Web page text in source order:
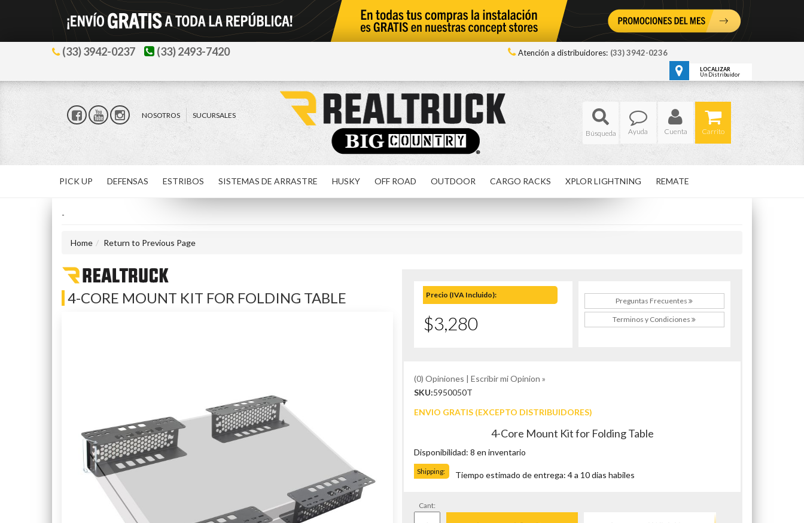
(33) 3942-0237 (33) 2493-7420 Atención a distribuidores: (33) 3942-0236
LOCALIZAR
Un Distribuidor
NOSOTROS
SUCURSALES
Ayuda
Cuenta Carrito
PICK UP DEFENSAS ESTRIBOS SISTEMAS DE ARRASTRE HUSKY OFF ROAD OUTDOOR CARGO RACKS XPLOR LIGHTNING REMATE
-
Home Return to Previous Page
4-CORE MOUNT KIT FOR FOLDING TABLE Precio (IVA Incluido):
$3,280
Preguntas Frecuentes
Terminos y Condiciones
(0) Opiniones | Escribir mi Opinion »
SKU:5950050T
ENVIO GRATIS (EXCEPTO DISTRIBUIDORES)
4-Core Mount Kit for Folding Table
Disponibilidad: 8 en inventario
Shipping: Tiempo estimado de entrega: 4 a 10 dias habiles
Cant: